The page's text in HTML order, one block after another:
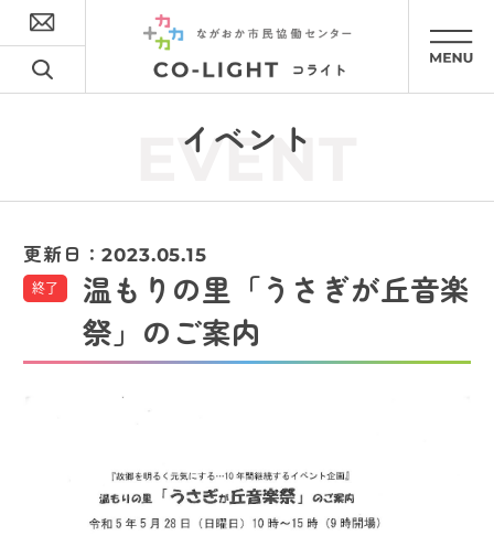
イベント
EVENT
更新日：2023.05.15
終了
温もりの里「うさぎが丘音楽
祭」のご案内